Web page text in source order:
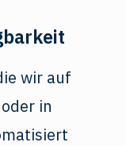
wir auf
in